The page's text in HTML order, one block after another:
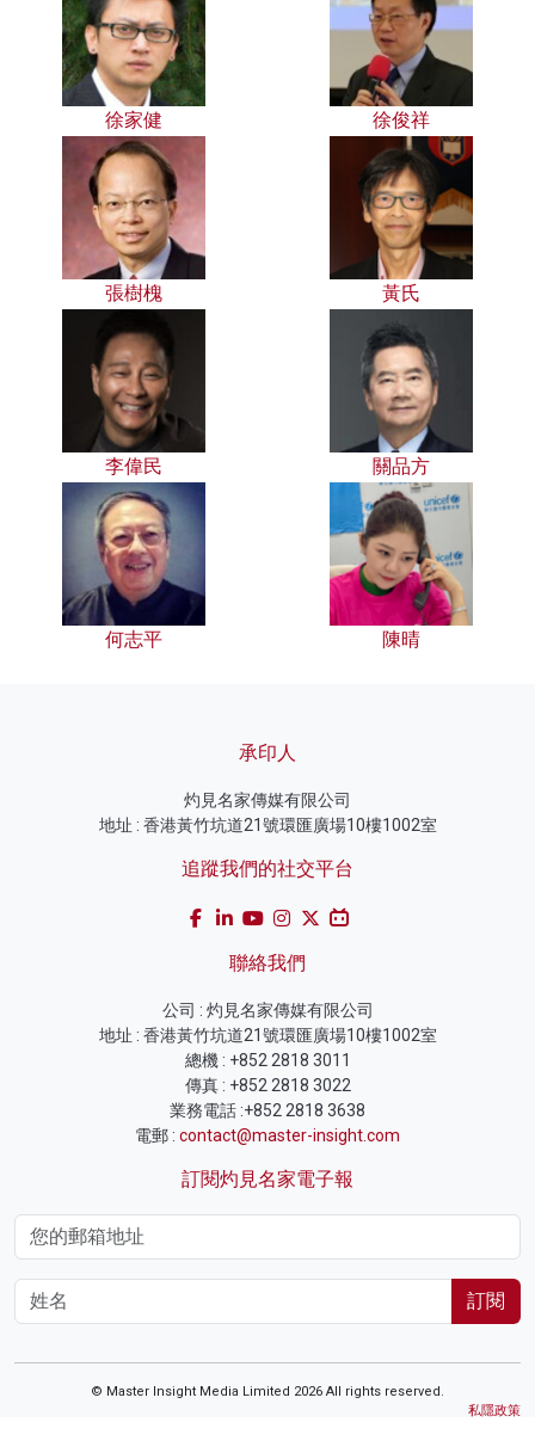
徐家健 徐俊祥
張樹槐 黃氏
李偉民 關品方
何志平 陳晴
承印人
灼見名家傳媒有限公司
地址 : 香港黃竹坑道21號環匯廣場10樓1002室
追蹤我們的社交平台
聯絡我們
公司 : 灼見名家傳媒有限公司
地址 : 香港黃竹坑道21號環匯廣場10樓1002室
總機 : +852 2818 3011
傳真 : +852 2818 3022
業務電話 :+852 2818 3638
電郵 : contact@master-insight.com
訂閱灼見名家電子報
訂閱
© Master Insight Media Limited 2026 All rights reserved.
私隱政策